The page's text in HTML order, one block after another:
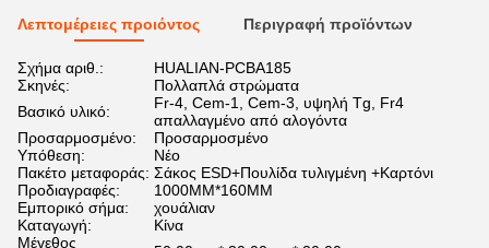
Λεπτομέρειες προιόντος Περιγραφή προϊόντων
Σχήμα αριθ.:
HUALIAN-PCBA185
Σκηνές:
Πολλαπλά στρώματα
Βασικό υλικό:
Fr-4, Cem-1, Cem-3, υψηλή Tg, Fr4
απαλλαγμένο από αλογόντα
Προσαρμοσμένο:
Προσαρμοσμένο
Υπόθεση:
Νέο
Πακέτο μεταφοράς: Σάκος ESD+Πουλίδα τυλιγμένη +Καρτόνι
Προδιαγραφές:
1000MM*160MM
Εμπορικό σήμα:
χουάλιαν
Καταγωγή:
Κίνα
Μέγεθος